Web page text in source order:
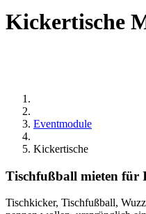
Kickertische
Eventmodule
Kickertische
Tischfußball mieten für
Tischkicker, Tischfußball,